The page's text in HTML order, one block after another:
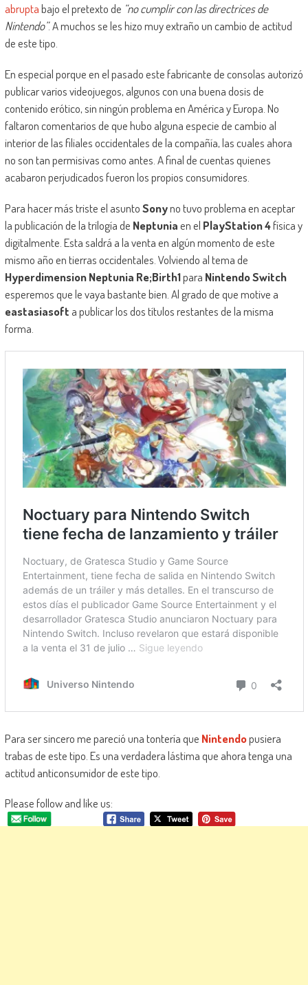
abruptabajo el pretexto de “no cumplir con las directrices de
Nintendo”. A muchos se les hizo muy extraño un cambio de actitud
de este tipo.
En especial porque en el pasado este fabricante de consolas autorizó
publicar varios videojuegos, algunos con una buena dosis de
contenido erótico, sin ningún problema en América y Europa. No
faltaron comentarios de que hubo alguna especie de cambio al
interior de las filiales occidentales de la compañía, las cuales ahora
no son tan permisivas como antes. A final de cuentas quienes
acabaron perjudicados fueron los propios consumidores.
Para hacer más triste el asuntoSonyno tuvo problema en aceptar
la publicación de la trilogía de Neptuniaen el PlayStation 4física y
digitalmente. Esta saldrá a la venta en algún momento de este
mismo año en tierras occidentales. Volviendo al tema de
Hyperdimension Neptunia Re;Birth1para Nintendo Switch
esperemos que le vaya bastante bien. Al grado de que motive a
eastasiasoft a publicar los dos títulos restantes de la misma
forma.
Para ser sincero me pareció una tontería que Nintendopusiera
trabas de este tipo. Es una verdadera lástima que ahora tenga una
actitud anticonsumidor de este tipo.
Please follow and like us: